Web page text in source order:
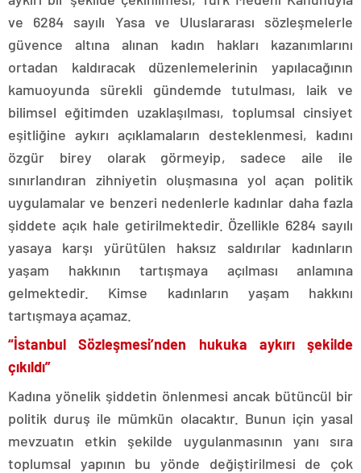
ve 6284 sayılı Yasa ve Uluslararası sözleşmelerle
güvence altına alınan kadın hakları kazanımlarını
ortadan kaldıracak düzenlemelerinin yapılacağının
kamuoyunda sürekli gündemde tutulması, laik ve
bilimsel eğitimden uzaklaşılması, toplumsal cinsiyet
eşitliğine aykırı açıklamaların desteklenmesi, kadını
özgür birey olarak görmeyip, sadece aile ile
sınırlandıran zihniyetin oluşmasına yol açan politik
uygulamalar ve benzeri nedenlerle kadınlar daha fazla
şiddete açık hale getirilmektedir. Özellikle 6284 sayılı
yasaya karşı yürütülen haksız saldırılar kadınların
yaşam hakkının tartışmaya açılması anlamına
gelmektedir. Kimse kadınların yaşam hakkını
tartışmaya açamaz.
“İstanbul Sözleşmesi’nden hukuka aykırı şekilde
çıkıldı”
Kadına yönelik şiddetin önlenmesi ancak bütüncül bir
politik duruş ile mümkün olacaktır. Bunun için yasal
mevzuatın etkin şekilde uygulanmasının yanı sıra
toplumsal yapının bu yönde değiştirilmesi de çok